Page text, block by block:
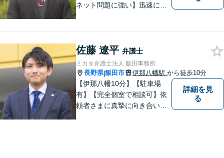
ネット問題に強い】迅速に対
のようなことでも、お気軽に
ご相談ください。
佐藤 遼平 弁護士
ミカタ弁護士法人 飯田事務所
長野県|飯田市 伊那八幡駅 から徒歩10分
【伊那八幡10分】【駐車場
有】【完全個室で相談可】依
頼者さまに真摯に向き合い、
詳細を見
る